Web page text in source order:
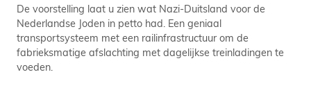
De voorstelling laat u zien wat Nazi-Duitsland voor de
Nederlandse Joden in petto had. Een geniaal
transportsysteem met een railinfrastructuur om de
fabrieksmatige afslachting met dagelijkse treinladingen te
voeden.